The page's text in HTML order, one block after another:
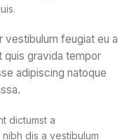
vestibulum feugiat eu a
quis gravida tempor
adipiscing natoque
dictumst a
dis a vestibulum